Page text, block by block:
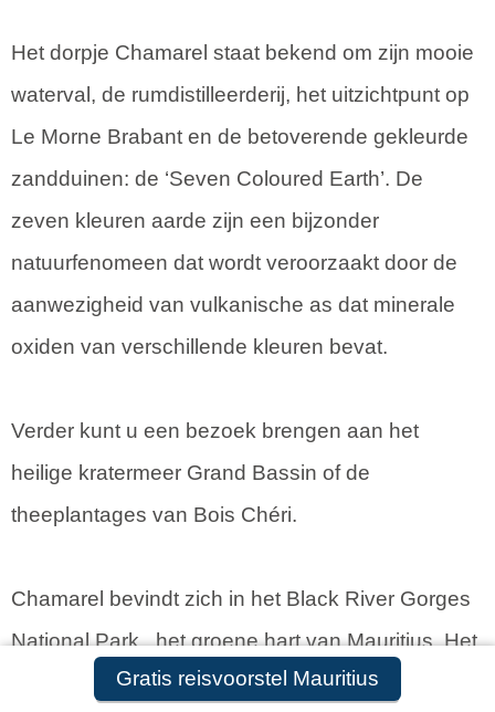
Gratis reisvoorstel Mauritius
Het dorpje Chamarel staat bekend om zijn mooie
waterval, de rumdistilleerderij, het uitzichtpunt op
Le Morne Brabant en de betoverende gekleurde
zandduinen: de ‘Seven Coloured Earth’. De
zeven kleuren aarde zijn een bijzonder
natuurfenomeen dat wordt veroorzaakt door de
aanwezigheid van vulkanische as dat minerale
oxiden van verschillende kleuren bevat.
Verder kunt u een bezoek brengen aan het
heilige kratermeer Grand Bassin of de
theeplantages van Bois Chéri.
Chamarel bevindt zich in het Black River Gorges
National Park , het groene hart van Mauritius. Het
landschap wordt bepaald door tropisch